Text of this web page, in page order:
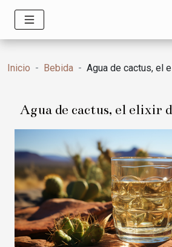
Inicio Bebida Agua de cactus, el
Agua de cactus, el elixir